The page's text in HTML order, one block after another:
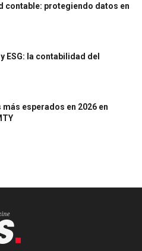
contable: protegiendo datos en
ESG: la contabilidad del
esperados en 2026 en